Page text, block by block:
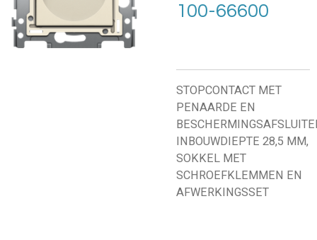
100-66600
STOPCONTACT MET
PENAARDE EN
INBOUWDIEPTE 28,5 MM,
SOKKEL MET
SCHROEFKLEMMEN EN
AFWERKINGSSET